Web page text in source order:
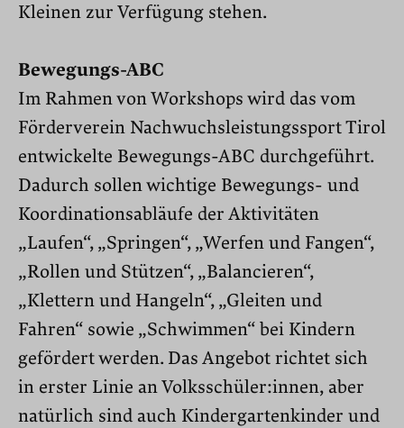
Kleinen zur Verfügung stehen.
Bewegungs-ABC
Im Rahmen von Workshops wird das vom
Förderverein Nachwuchsleistungssport Tirol
entwickelte Bewegungs-ABC durchgeführt.
Dadurch sollen wichtige Bewegungs- und
Koordinationsabläufe der Aktivitäten
„Laufen“, „Springen“, „Werfen und Fangen“,
„Rollen und Stützen“, „Balancieren“,
„Klettern und Hangeln“, „Gleiten und
Fahren“ sowie „Schwimmen“ bei Kindern
gefördert werden. Das Angebot richtet sich
in erster Linie an Volksschüler:innen, aber
natürlich sind auch Kindergartenkinder und